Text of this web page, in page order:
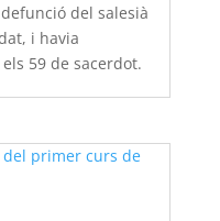
del salesià
i havia
59 de sacerdot.